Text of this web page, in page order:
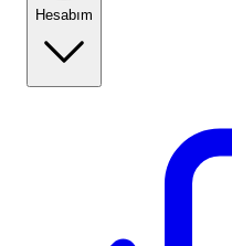
Hesabım